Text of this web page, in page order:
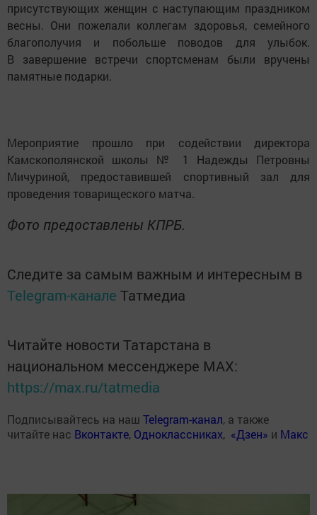
присутствующих женщин с наступающим праздником
весны. Они пожелали коллегам здоровья, семейного
благополучия и побольше поводов для улыбок.
В завершение встречи спортсменам были вручены
памятные подарки.
Мероприятие прошло при содействии директора
Камскополянской школы № 1 Надежды Петровны
Мичуриной, предоставившей спортивный зал для
проведения товарищеского матча.
Фото предоставлены КПРБ.
Следите за самым важным и интересным в
Telegram-канале Татмедиа
Читайте новости Татарстана в
национальном мессенджере MАХ:
https://max.ru/tatmedia
Подписывайтесь на наш Telegram-канал, а также
читайте нас Вконтакте, Одноклассниках, «Дзен» и Макс